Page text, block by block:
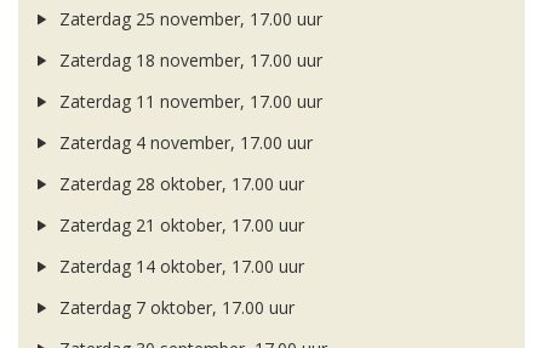
Zaterdag 25 november, 17.00 uur
Zaterdag 18 november, 17.00 uur
Zaterdag 11 november, 17.00 uur
Zaterdag 4 november, 17.00 uur
Zaterdag 28 oktober, 17.00 uur
Zaterdag 21 oktober, 17.00 uur
Zaterdag 14 oktober, 17.00 uur
Zaterdag 7 oktober, 17.00 uur